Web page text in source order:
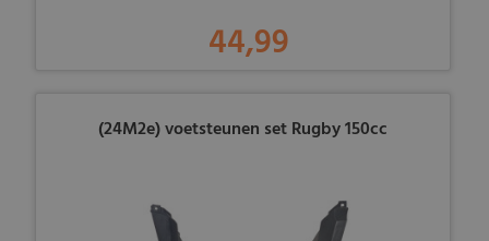
44,99
(24M2e) voetsteunen set Rugby 150cc